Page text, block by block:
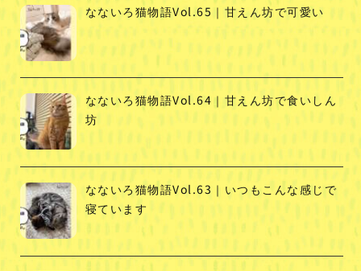
なないろ猫物語Vol.65｜甘えん坊で可愛い
なないろ猫物語Vol.64｜甘えん坊で食いしん
坊
なないろ猫物語Vol.63｜いつもこんな感じで
寝ています